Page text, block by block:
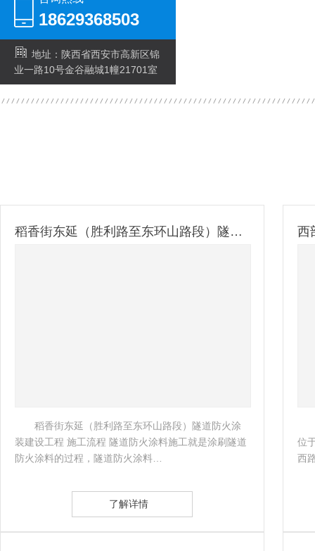
18629368503
地址：陕西省西安市高新区锦
业一路10号金谷融城1幢21701室
稻香街东延（胜利路至东环山路段）隧道防火涂装建设工程
稻香街东延（胜利路至东环山路段）隧道防火涂
装建设工程 施工流程 隧道防火涂料施工就是涂刷隧道
防火涂料的过程，隧道防火涂料…
了解详情
西
位
西路